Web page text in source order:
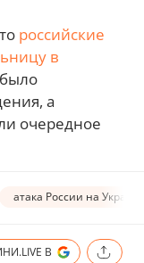
российские
в
а
очередное
атака России на
В